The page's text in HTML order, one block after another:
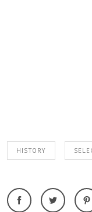
HISTORY